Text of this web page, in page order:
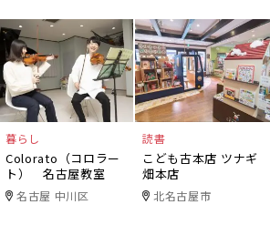
暮らし
Colorato（コロラー
ト） 名古屋教室
名古屋 中川区
読書
こども古本店 ツナギ
畑本店
北名古屋市